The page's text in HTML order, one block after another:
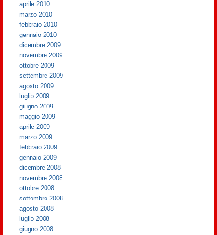
aprile 2010
marzo 2010
febbraio 2010
gennaio 2010
dicembre 2009
novembre 2009
ottobre 2009
settembre 2009
agosto 2009
luglio 2009
giugno 2009
maggio 2009
aprile 2009
marzo 2009
febbraio 2009
gennaio 2009
dicembre 2008
novembre 2008
ottobre 2008
settembre 2008
agosto 2008
luglio 2008
giugno 2008